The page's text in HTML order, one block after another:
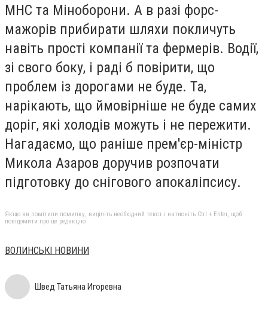
МНС та Міноборони. А в разі форс-
мажорів прибирати шляхи покличуть
навіть прості компанії та фермерів. Водії,
зі свого боку, і раді б повірити, що
проблем із дорогами не буде. Та,
нарікають, що ймовірніше не буде самих
доріг, які холодів можуть і не пережити.
Нагадаємо, що раніше прем'єр-міністр
Микола Азаров доручив розпочати
підготовку до снігового апокаліпсису.
Якщо ви помітили помилку, виділіть необхідний текст і натисніть Ctrl + Enter, щоб
повідомити про це редакцію
ВОЛИНСЬКІ НОВИНИ
Швед Татьяна Игоревна